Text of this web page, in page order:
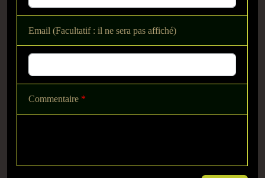
Email (Facultatif : il ne sera pas affiché)
Commentaire *